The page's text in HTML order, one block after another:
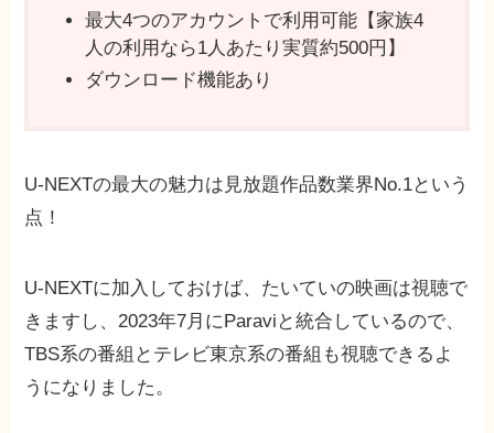
最⼤4つのアカウントで利用可能【家族4
⼈の利⽤なら1⼈あたり実質約500円】
ダウンロード機能あり
U-NEXTの最大の魅力は見放題作品数業界No.1という
点！
U-NEXTに加入しておけば、たいていの映画は視聴で
きますし、2023年7月にParaviと統合しているので、
TBS系の番組とテレビ東京系の番組も視聴できるよ
うになりました。